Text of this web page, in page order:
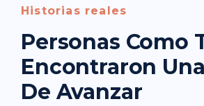
Historias reales
Personas Como
Encontraron
De Avanzar